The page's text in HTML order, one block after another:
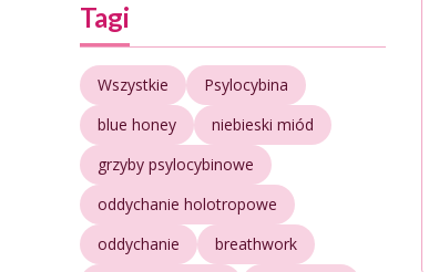
Tagi
Wszystkie
Psylocybina
blue honey
niebieski miód
grzyby psylocybinowe
oddychanie holotropowe
oddychanie
breathwork